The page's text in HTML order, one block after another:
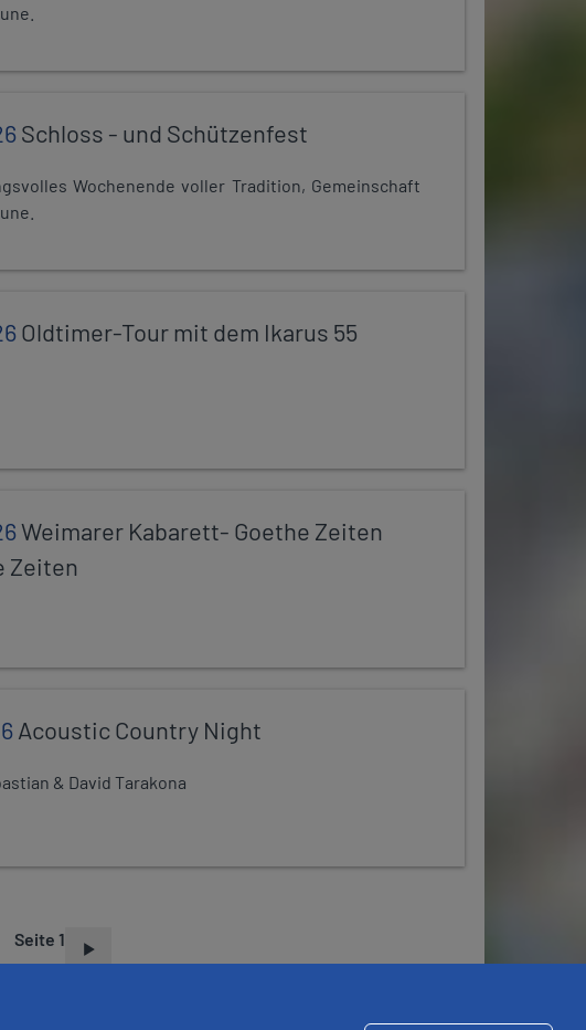
Schloss - und Schützenfest
Wochenende voller Tradition, Gemeinschaft
Oldtimer-Tour mit dem Ikarus 55
Weimarer Kabarett- Goethe Zeiten
Zeiten
Acoustic Country Night
& David Tarakona
Seite 1